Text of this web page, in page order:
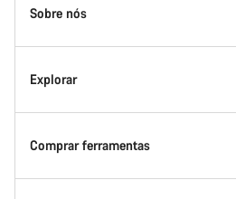
inicial
Sobre nós
Dentro da Canyon
Inovação na Canyon
Explorar
Eventos
Comprar ferramentas